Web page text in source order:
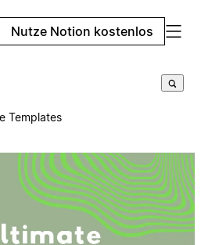
Nutze Notion kostenlos
Templates